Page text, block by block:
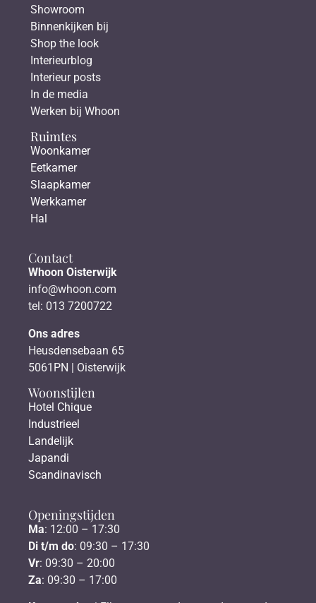
Showroom
Binnenkijken bij
Shop the look
Interieurblog
Interieur posts
In de media
Werken bij Whoon
Ruimtes
Woonkamer
Eetkamer
Slaapkamer
Werkkamer
Hal
Contact
Whoon Oisterwijk
info@whoon.com
tel: 013 7200722
Ons adres
Heusdensebaan 65
5061PN | Oisterwijk
Woonstijlen
Hotel Chique
Industrieel
Landelijk
Japandi
Scandinavisch
Openingstijden
Ma: 12:00 – 17:30
Di t/m do: 09:30 – 17:30
Vr: 09:30 – 20:00
Za: 09:30 – 17:00